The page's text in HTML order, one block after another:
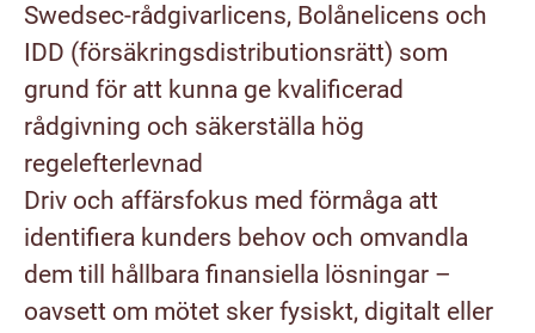
Swedsec-rådgivarlicens, Bolånelicens och
IDD (försäkringsdistributionsrätt) som
grund för att kunna ge kvalificerad
rådgivning och säkerställa hög
regelefterlevnad
Driv och affärsfokus med förmåga att
identifiera kunders behov och omvandla
dem till hållbara finansiella lösningar –
oavsett om mötet sker fysiskt, digitalt eller